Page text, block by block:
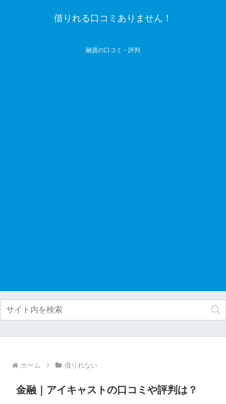
借りれる口コミありません！
融資の口コミ・評判
ホーム 借りれない
金融｜アイキャストの口コミや評判は？